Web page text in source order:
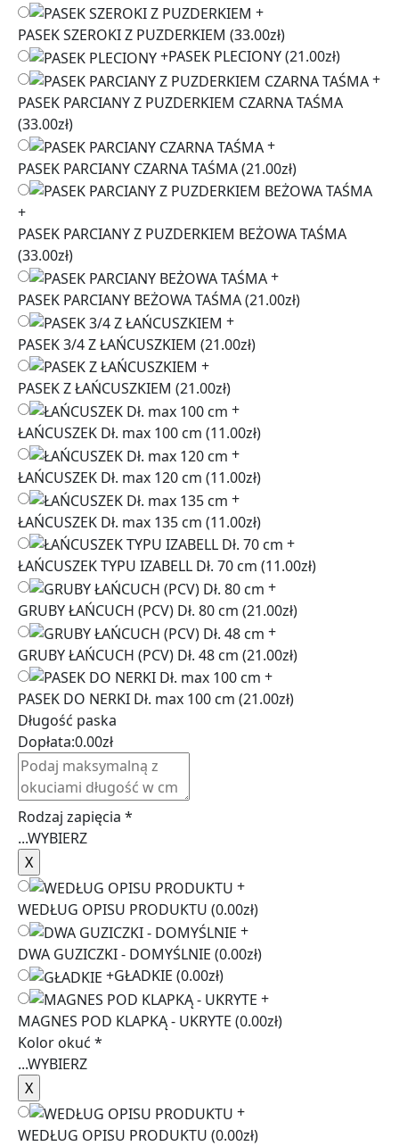
+
PASEK SZEROKI Z PUZDERKIEM (33.00zł)
+PASEK PLECIONY(21.00zł)
+
PASEK PARCIANY Z PUZDERKIEM CZARNA TAŚMA
(33.00zł)
+
PASEK PARCIANY CZARNA TAŚMA(21.00zł)
+
PASEK PARCIANY Z PUZDERKIEM BEŻOWA TAŚMA
(33.00zł)
+
PASEK PARCIANY BEŻOWA TAŚMA(21.00zł)
+
PASEK 3/4 Z ŁAŃCUSZKIEM (21.00zł)
+
PASEK Z ŁAŃCUSZKIEM (21.00zł)
+
ŁAŃCUSZEK Dł. max 100 cm (11.00zł)
+
ŁAŃCUSZEK Dł. max 120 cm (11.00zł)
+
ŁAŃCUSZEK Dł. max 135 cm (11.00zł)
+
ŁAŃCUSZEK TYPU IZABELL Dł. 70 cm (11.00zł)
+
GRUBY ŁAŃCUCH (PCV) Dł. 80 cm (21.00zł)
+
GRUBY ŁAŃCUCH (PCV) Dł. 48 cm (21.00zł)
+
PASEK DO NERKI Dł. max 100 cm (21.00zł)
Długość paska
Dopłata:0.00zł
Rodzaj zapięcia *
...WYBIERZ
+
WEDŁUG OPISU PRODUKTU (0.00zł)
+
DWA GUZICZKI - DOMYŚLNIE (0.00zł)
+GŁADKIE (0.00zł)
+
MAGNES POD KLAPKĄ - UKRYTE (0.00zł)
Kolor okuć *
...WYBIERZ
+
WEDŁUG OPISU PRODUKTU (0.00zł)